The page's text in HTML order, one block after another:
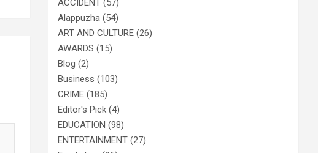
ACCIDENT (57)
Alappuzha (54)
ART AND CULTURE (26)
AWARDS (15)
Blog (2)
Business (103)
CRIME (185)
Editor's Pick (4)
EDUCATION (98)
ENTERTAINMENT (27)